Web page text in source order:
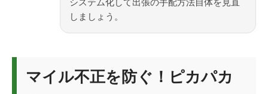
しましょう。
マイル不正を防ぐ！ピカパカ